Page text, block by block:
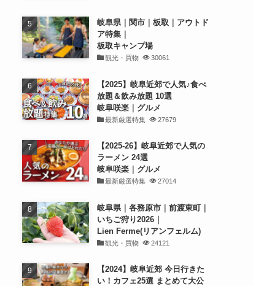
岐阜県｜関市｜板取｜アウトド
ア特集｜
板取キャンプ場
観光・買物 30061
【2025】岐阜近郊で人気♪食べ
放題＆飲み放題 10選
岐阜咲楽｜グルメ
最新厳選特集 27679
【2025-26】岐阜近郊で人気の
ラーメン 24選
岐阜咲楽｜グルメ
最新厳選特集 27014
岐阜県｜各務原市｜前渡東町｜
いちご狩り2026｜
Lien Ferme(リアンフェルム)
観光・買物 24121
【2024】岐阜近郊 今日行きた
い！カフェ25選 まとめて大公